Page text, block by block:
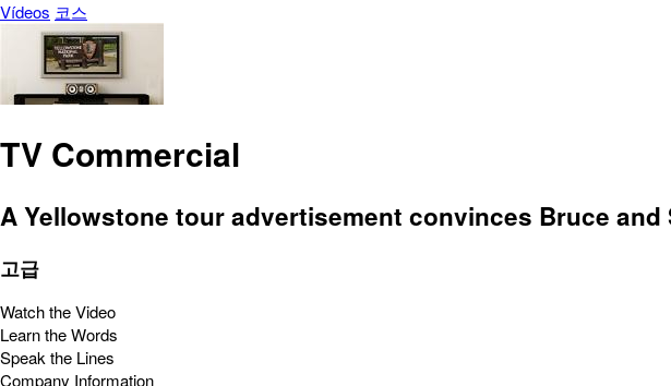
Vídeos 코스
TV Commercial
A Yellowstone tour advertisement convinces Bruce
고급
Watch the Video
Learn the Words
Speak the Lines
Company Information